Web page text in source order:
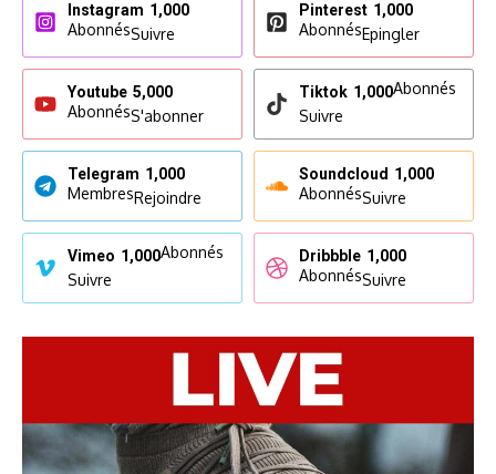
Instagram 1,000
AbonnésSuivre
Pinterest 1,000
AbonnésEpingler
Youtube 5,000
AbonnésS'abonner
Tiktok 1,000Abonnés
Suivre
Telegram 1,000
MembresRejoindre
Soundcloud 1,000
AbonnésSuivre
Vimeo 1,000Abonnés
Suivre
Dribbble 1,000
AbonnésSuivre